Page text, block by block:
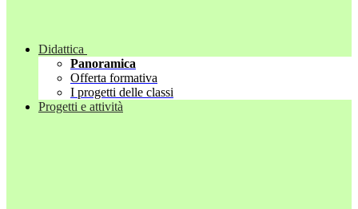
Didattica
Panoramica
Offerta formativa
I progetti delle classi
Progetti e attività